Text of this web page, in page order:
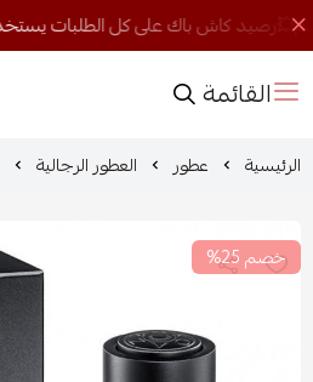
القائمة
الرئيسية عطور العطور الرجالية
خصم 25%